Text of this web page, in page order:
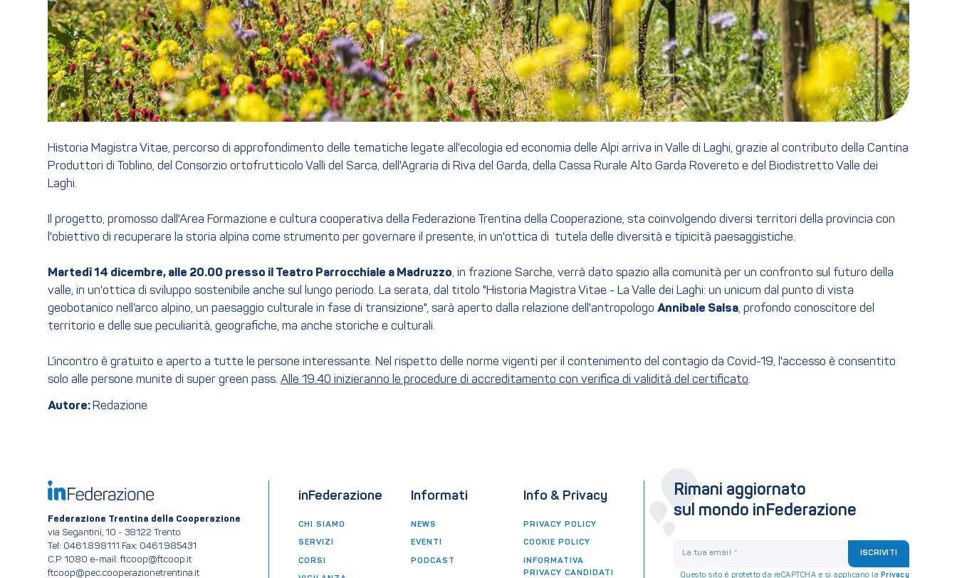
Historia Magistra Vitae, percorso di approfondimento delle tematiche legate all'ecologia ed economia delle Alpi arriva in Valle di Laghi, grazie al contributo della Cantina
Produttori di Toblino, del Consorzio ortofrutticolo Valli del Sarca, dell'Agraria di Riva del Garda, della Cassa Rurale Alto Garda Rovereto e del Biodistretto Valle dei
Laghi.
Il progetto, promosso dall'Area Formazione e cultura cooperativa della Federazione Trentina della Cooperazione, sta coinvolgendo diversi territori della provincia con
l'obiettivo di recuperare la storia alpina come strumento per governare il presente, in un'ottica di tutela delle diversità e tipicità paesaggistiche.
Martedì 14 dicembre, alle 20.00 presso il Teatro Parrocchiale a Madruzzo, in frazione Sarche, verrà dato spazio alla comunità per un confronto sul futuro della
valle, in un'ottica di sviluppo sostenibile anche sul lungo periodo. La serata, dal titolo "Historia Magistra Vitae - La Valle dei Laghi: un unicum dal punto di vista
geobotanico nell’arco alpino, un paesaggio culturale in fase di transizione", sarà aperto dalla relazione dell'antropologo Annibale Salsa, profondo conoscitore del
territorio e delle sue peculiarità, geografiche, ma anche storiche e culturali.
L’incontro è gratuito e aperto a tutte le persone interessante. Nel rispetto delle norme vigenti per il contenimento del contagio da Covid-19, l'accesso è consentito
solo alle persone munite di super green pass. Alle 19.40 inizieranno le procedure di accreditamento con verifica di validità del certificato.
Autore: Redazione
Federazione Trentina della Cooperazione
via Segantini, 10 - 38122 Trento
Tel: 0461.898111 Fax: 0461.985431
C.P. 1080 e-mail: ftcoop@ftcoop.it
ftcoop@pec.cooperazionetrentina.it
inFederazione
CHI SIAMO
SERVIZI
CORSI
Informati
NEWS
EVENTI
PODCAST
Info & Privacy
PRIVACY POLICY
COOKIE POLICY
INFORMATIVA
PRIVACY CANDIDATI
Rimani aggiornato
sul mondo inFederazione
ISCRIVITI
Questo sito è protetto da reCAPTCHA e si applicano la Privacy